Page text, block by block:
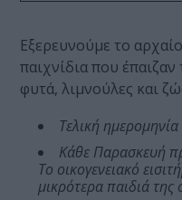
Εξερευνούμε το
παιχνίδια που
φυτά, λιμνούλες και
Τελική
Κάθε Παρασκευή
Το οικογενειακό
μικρότερα παιδιά της